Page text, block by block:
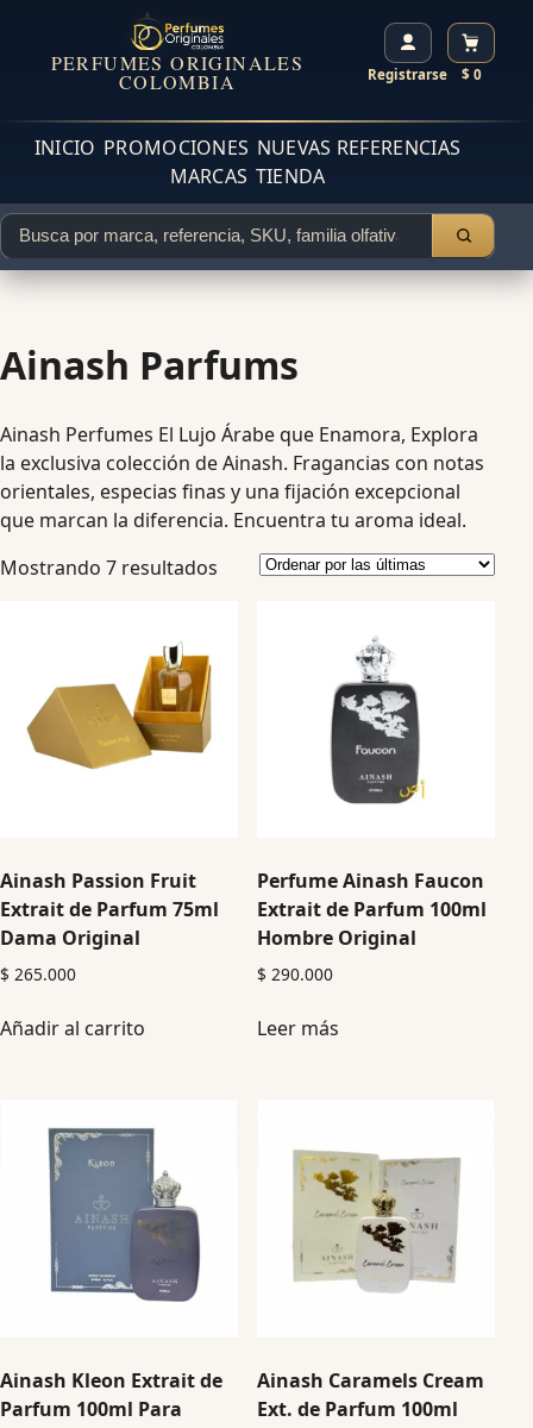
PERFUMES ORIGINALES
COLOMBIA Registrarse $ 0
INICIO PROMOCIONES NUEVAS REFERENCIAS
MARCAS TIENDA
Ainash Parfums
Ainash Perfumes El Lujo Árabe que Enamora, Explora
la exclusiva colección de Ainash. Fragancias con notas
orientales, especias finas y una fijación excepcional
que marcan la diferencia. Encuentra tu aroma ideal.
Mostrando 7 resultados
Ainash Passion Fruit
Extrait de Parfum 75ml
Dama Original
$ 265.000
Añadir al carrito
Perfume Ainash Faucon
Extrait de Parfum 100ml
Hombre Original
$ 290.000
Leer más
Ainash Kleon Extrait de
Parfum 100ml Para
Ainash Caramels Cream
Ext. de Parfum 100ml